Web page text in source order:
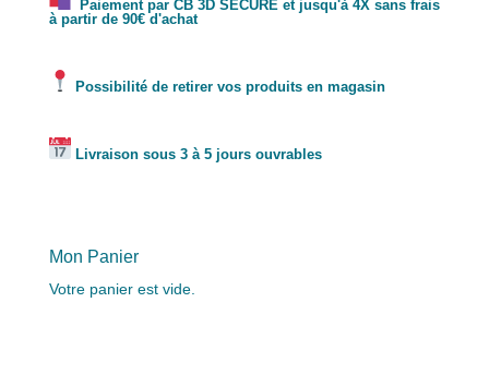
Paiement par CB 3D SECURE et jusqu'à 4X sans frais
à partir de 90€ d'achat
Possibilité de retirer vos produits en magasin
Livraison sous 3 à 5 jours ouvrables
Mon Panier
Votre panier est vide.